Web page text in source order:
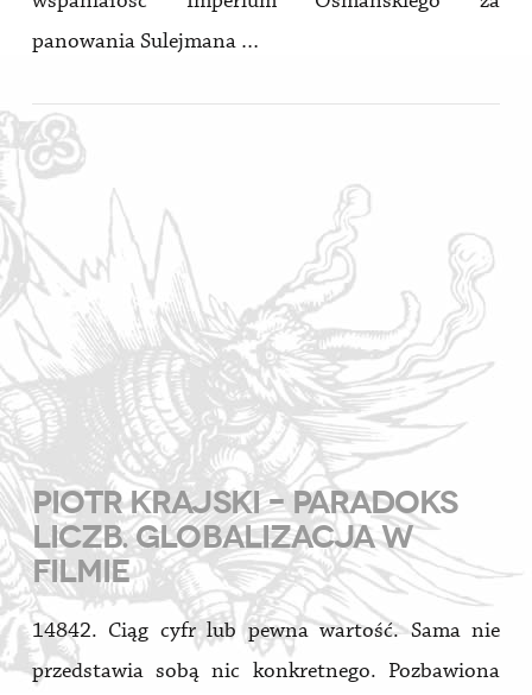
panowania Sulejmana …
PIOTR KRAJSKI – PARADOKS
LICZB. GLOBALIZACJA W
FILMIE
14842. Ciąg cyfr lub pewna wartość. Sama nie
przedstawia sobą nic konkretnego. Pozbawiona